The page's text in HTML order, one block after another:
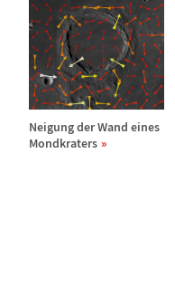
Neigung der Wand eines
Mondkraters